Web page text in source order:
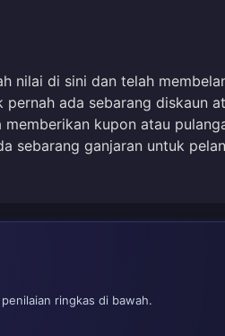
nilai di sini dan telah
ada sebarang diskaun
kupon atau
sebarang ganjaran untuk
ringkas di bawah.